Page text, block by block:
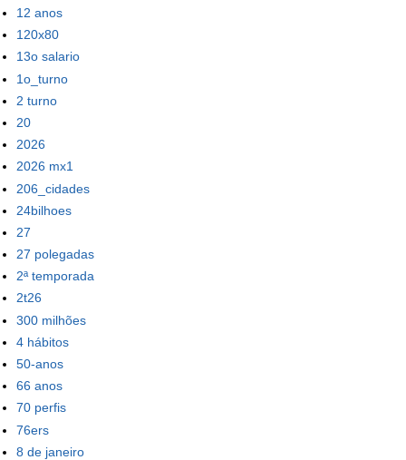
12 anos
120x80
13o salario
1o_turno
2 turno
20
2026
2026 mx1
206_cidades
24bilhoes
27
27 polegadas
2ª temporada
2t26
300 milhões
4 hábitos
50-anos
66 anos
70 perfis
76ers
8 de janeiro